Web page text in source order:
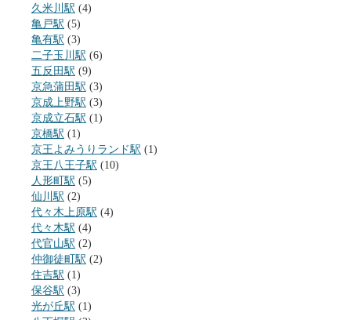
久米川駅 (4)
亀戸駅 (5)
亀有駅 (3)
二子玉川駅 (6)
五反田駅 (9)
京急蒲田駅 (3)
京成上野駅 (3)
京成立石駅 (1)
京橋駅 (1)
京王よみうりランド駅 (1)
京王八王子駅 (10)
人形町駅 (5)
仙川駅 (2)
代々木上原駅 (4)
代々木駅 (4)
代官山駅 (2)
仲御徒町駅 (2)
住吉駅 (1)
保谷駅 (3)
光が丘駅 (1)